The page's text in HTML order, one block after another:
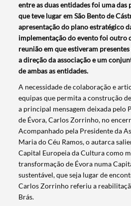
entre as duas entidades foi uma
que teve lugar em São Bento de
apresentação do plano estratégico
implementação do evento foi outro
reunião em que estiveram
a direção da associação e um
de ambas as entidades.
A necessidade de colaboração e
equipas que permita a construção
a principal mensagem deixada pelo
de Évora, Carlos Zorrinho, no
Acompanhado pela Presidente da
Maria do Céu Ramos, o autarca
Capital Europeia da Cultura como
transformação de Évora numa
sustentável, que seja lugar de
Carlos Zorrinho referiu a
Brás.